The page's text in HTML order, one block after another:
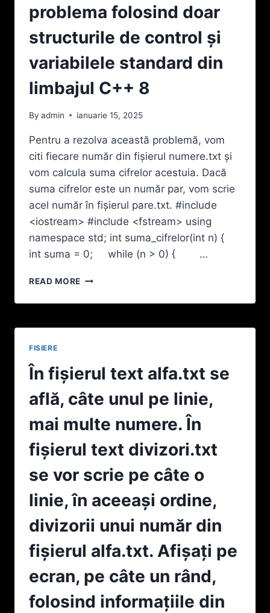
FIECARE,
SCRISE
UN
SINGUR
RÂND.
SCRIEȚI
UN
CARE
UN
ALT
FIŞIER
TEXT
BETA.TXT
CARE
SĂ
CONȚINĂ
EXACT
ACELEAŞI
DIN
ÎN
CRESCĂTOARE
VALORILOR
(INDICAȚIE.
NUMERELOR
VA
ÎNTR-
VECTOR).
problema folosind doar
structurile de control și
variabilele standard din
limbajul C++ 8
By admin ianuarie 15, 2025
Pentru a rezolva această problemă, vom
citi fiecare număr din fișierul numere.txt și
vom calcula suma cifrelor acestuia. Dacă
suma cifrelor este un număr par, vom scrie
acel număr în fișierul pare.txt. #include
<iostream> #include <fstream> using
namespace std; int suma_cifrelor(int n) {
int suma = 0; while (n > 0) { …
READ MORE
CAZ,
NU
FOLOSIM
FUNCȚII
DIN
LIBRĂRII
EXTERNE,
PUTEM
REZOLVA
PROBLEMA
FOLOSIND
STRUCTURILE
DE
CONTROL
ȘI
VARIABILELE
STANDARD
DIN
LIMBAJUL
C++
FISIERE
În fişierul text alfa.txt se
află, câte unul pe linie,
mai multe numere. În
fişierul text divizori.txt
se vor scrie pe câte o
linie, în aceeaşi ordine,
divizorii unui număr din
fişierul alfa.txt. Afişaţi pe
ecran, pe câte un rând,
folosind informațiile din